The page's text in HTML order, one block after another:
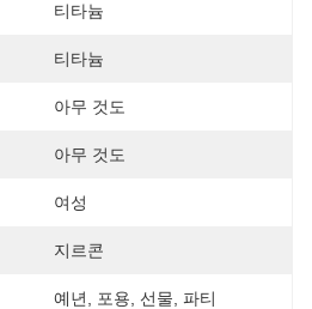
티타늄
티타늄
아무 것도
아무 것도
여성
지르콘
예년, 포용, 선물, 파티